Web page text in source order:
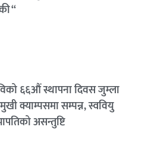
“
६६औं स्थापना दिवस जुम्ला
क्याम्पसमा सम्पन्न, स्ववियु
असन्तुष्टि